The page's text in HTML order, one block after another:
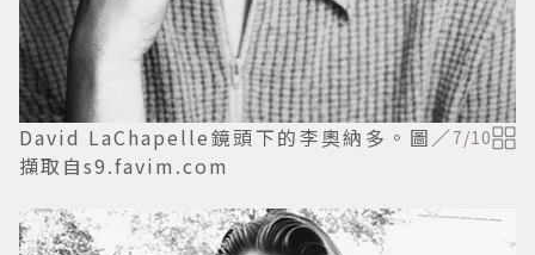
David LaChapelle鏡頭下的李奧納多。圖／
擷取自s9.favim.com
7/10